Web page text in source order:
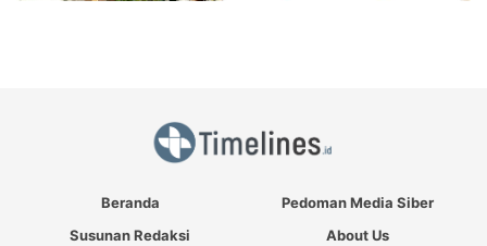
Beranda
Pedoman Media Siber
Susunan Redaksi
About Us